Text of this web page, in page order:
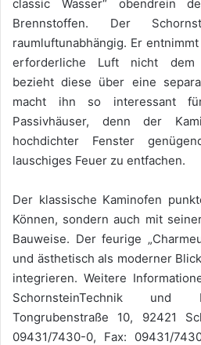
classic Wasser“ obendrein
Brennstoffen. Der
raumluftunabhängig. Er
erforderliche Luft nicht dem
bezieht diese über eine
macht ihn so interessant
Passivhäuser, denn der
hochdichter Fenster
lauschiges Feuer zu entfachen.
Der klassische Kaminofen
Können, sondern auch mit
Bauweise. Der feurige
und ästhetisch als moderner
integrieren. Weitere
SchornsteinTechnik und
Tongrubenstraße 10, 92421
09431/7430-0, Fax: 09431/